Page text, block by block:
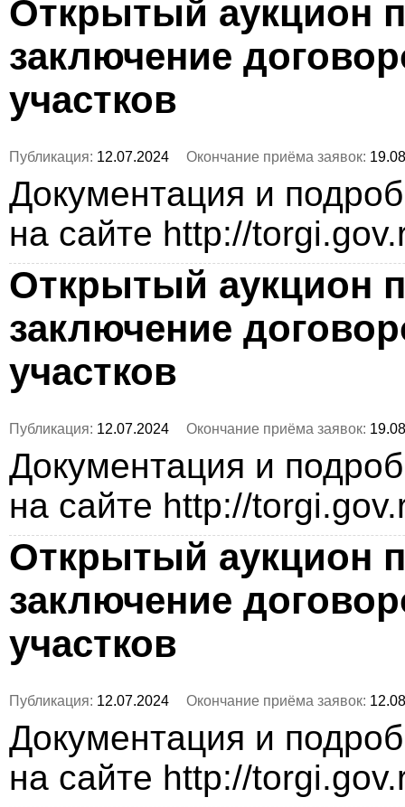
Открытый аукцион
заключение
участков
Публикация: 12.07.2024 Окончание приёма заявок:
Документация и
на сайте http://
Открытый аукцион
заключение
участков
Публикация: 12.07.2024 Окончание приёма заявок:
Документация и
на сайте http://
Открытый аукцион
заключение
участков
Публикация: 12.07.2024 Окончание приёма заявок:
Документация и
на сайте http://